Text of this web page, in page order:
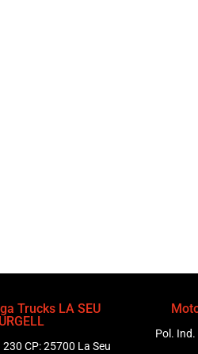
Trucks LA SEU
CP: 25700 La Seu
Pol. Ind.